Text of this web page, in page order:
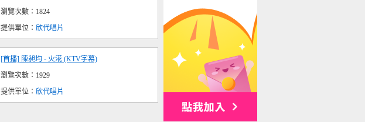
瀏覽次數：1824
提供單位： 欣代唱片
[首播] 陳昶均 - 火㳸 (KTV字幕)
瀏覽次數：1929
提供單位： 欣代唱片